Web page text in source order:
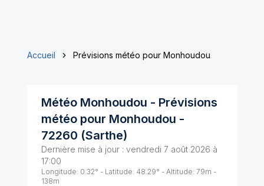
Accueil Prévisions météo pour Monhoudou
Météo Monhoudou - Prévisions
météo pour Monhoudou -
72260 (Sarthe)
Dernière mise à jour : vendredi 7 août 2026 à
17:00
Longitude: 0.32° - Latitude: 48.29° - Altitude: 79m -
138m